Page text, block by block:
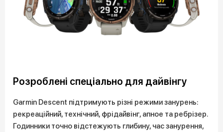
Розроблені спеціально для дайвінгу
Garmin Descent підтримують різні режими занурень:
рекреаційний, технічний, фрідайвінг, апное та ребрізер.
Годинники точно відстежують глибину, час занурення,